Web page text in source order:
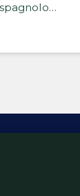
la chiara